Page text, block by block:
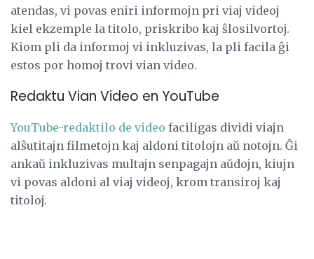
atendas, vi povas eniri informojn pri viaj videoj
kiel ekzemple la titolo, priskribo kaj ŝlosilvortoj.
Kiom pli da informoj vi inkluzivas, la pli facila ĝi
estos por homoj trovi vian video.
Redaktu Vian Video en YouTube
YouTube-redaktilo de video faciligas dividi viajn
alŝutitajn filmetojn kaj aldoni titolojn aŭ notojn. Ĝi
ankaŭ inkluzivas multajn senpagajn aŭdojn, kiujn
vi povas aldoni al viaj videoj, krom transiroj kaj
titoloj.